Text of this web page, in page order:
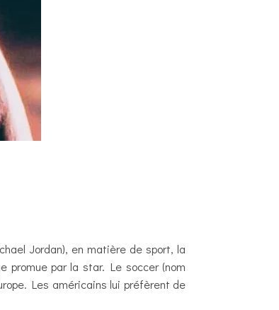
Jordan), en matière de sport, la
promue par la star. Le soccer (nom
Les américains lui préfèrent de